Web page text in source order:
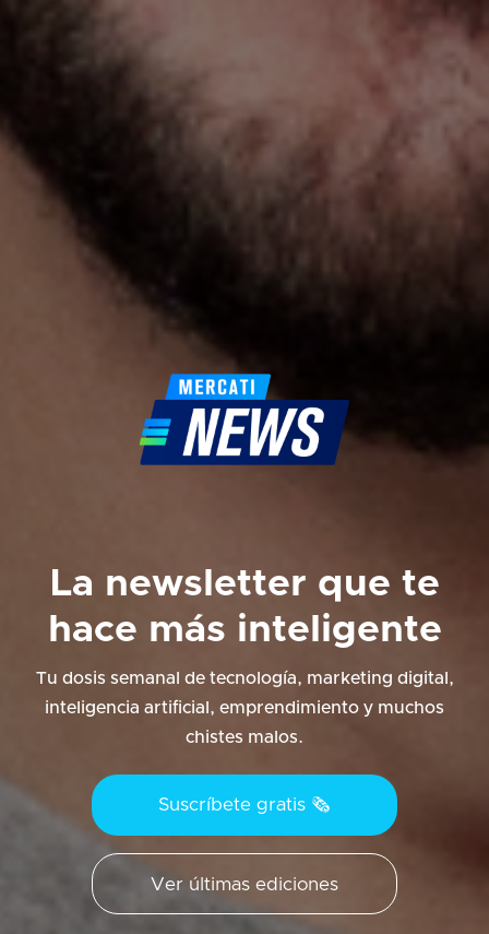
La newsletter que te
hace más inteligente
Tu dosis semanal de tecnología, marketing digital,
inteligencia artificial, emprendimiento y muchos
chistes malos.
Suscríbete gratis 🗞️
Ver últimas ediciones